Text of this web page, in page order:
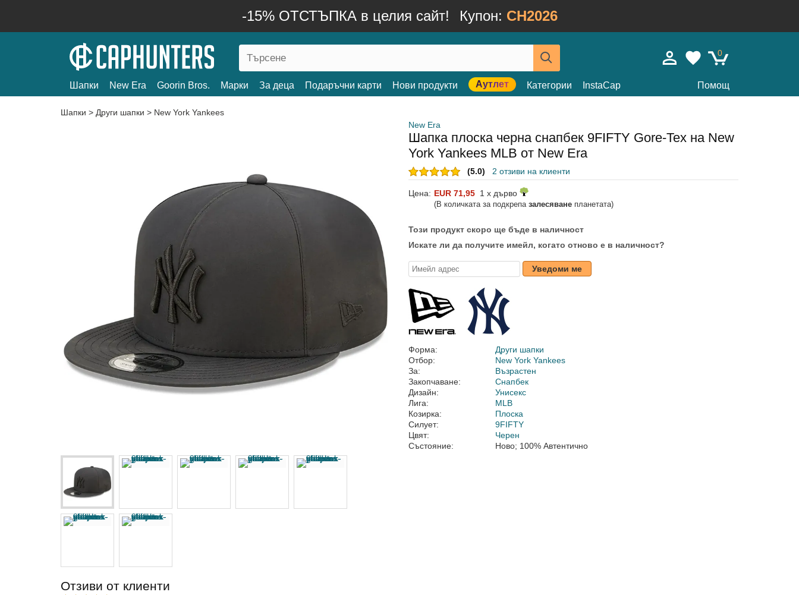
-15% ОТСТЪПКА в целия сайт! Купон: CH2026
0
Шапки New Era Goorin Bros. Марки За деца Подаръчни карти Нови продукти Аутлет Категории InstaCap Помощ
Шапки > Други шапки > New York Yankees
New Era
Шапка плоска черна снапбек 9FIFTY Gore-Tex на New
York Yankees MLB от New Era
(5.0) 2 отзиви на клиенти
Цена: EUR 71,95 1 x дърво
(В количката за подкрепа залесяване планетата)
Този продукт скоро ще бъде в наличност
Искате ли да получите имейл, когато отново е в наличност?
Уведоми ме
Форма:
Други шапки
Отбор:
New York Yankees
За:
Възрастен
Закопчаване:
Снапбек
Дизайн:
Унисекс
Лига:
MLB
Козирка:
Плоска
Силует:
9FIFTY
Цвят:
Черен
Състояние:
Ново; 100% Автентично
Отзиви от клиенти